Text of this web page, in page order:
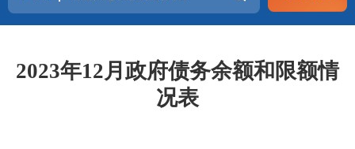
2023年12月政府债务余额和限额情
况表